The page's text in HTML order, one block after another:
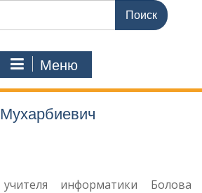
Меню
информатики Болова